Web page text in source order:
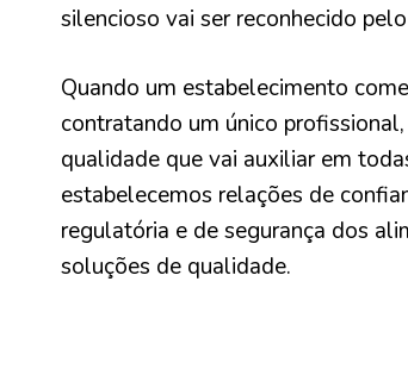
silencioso vai ser reconhecido
Quando um estabelecimento
contratando um único
qualidade que vai auxiliar em
estabelecemos relações de
regulatória e de segurança dos
soluções de qualidade.